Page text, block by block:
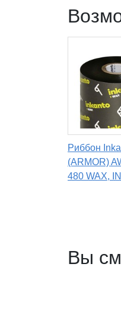
Риббон
(ARMOR)
480 WAX, IN
Вы